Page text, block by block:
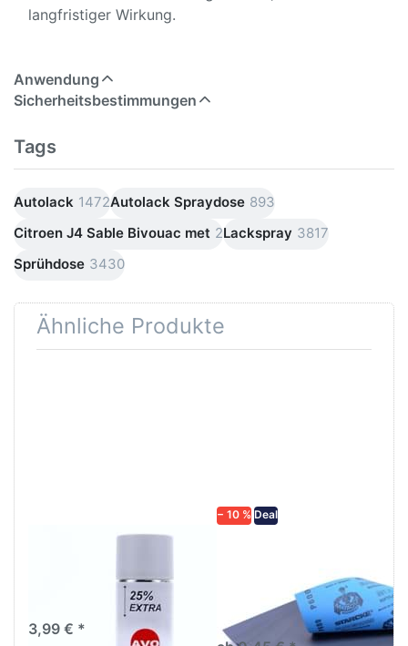
langfristiger Wirkung.
Anwendung
Sicherheitsbestimmungen
Tags
Autolack 1472Autolack Spraydose 893
Citroen J4 Sable Bivouac met 2Lackspray 3817
Sprühdose 3430
Ähnliche Produkte
3,99 € *
− 10 % Deal
diversen Körnungen
Nass-Schleifpapier zur nass
und trocken anwendung